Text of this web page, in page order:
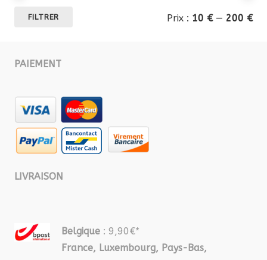
FILTRER Prix : 10 €— 200 €
PAIEMENT
LIVRAISON
Belgique : 9,90€*
France, Luxembourg, Pays-Bas,